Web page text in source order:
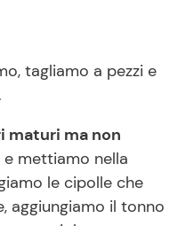
tagliamo a pezzi e
maturi ma non
e mettiamo nella
le cipolle che
aggiungiamo il tonno